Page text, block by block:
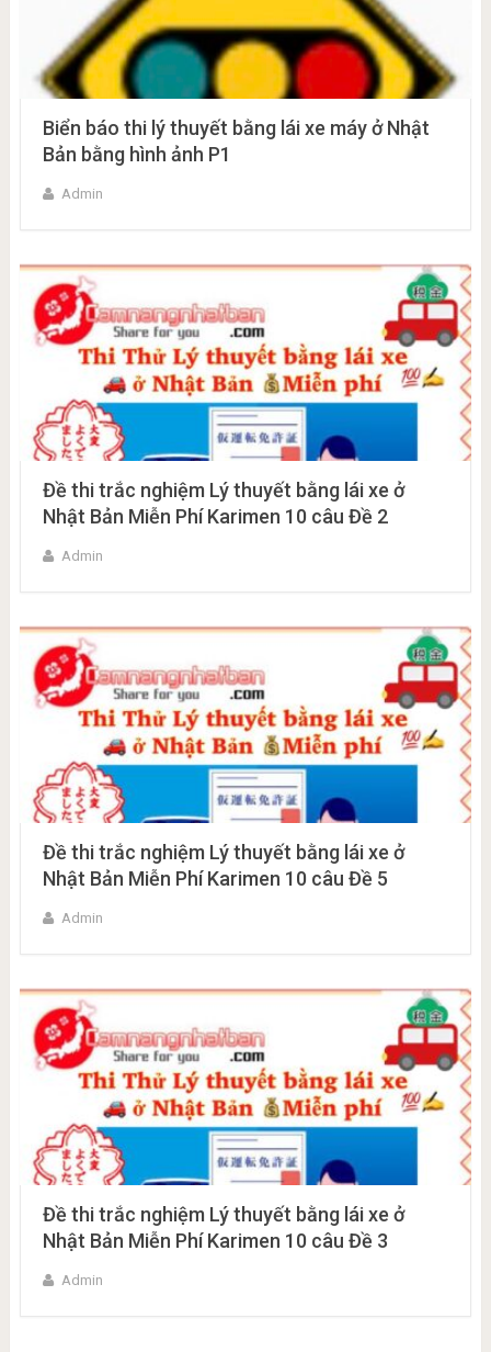
Biển báo thi lý thuyết bằng lái xe máy ở Nhật
Bản bằng hình ảnh P1
Admin
Đề thi trắc nghiệm Lý thuyết bằng lái xe ở
Nhật Bản Miễn Phí Karimen 10 câu Đề 2
Admin
Đề thi trắc nghiệm Lý thuyết bằng lái xe ở
Nhật Bản Miễn Phí Karimen 10 câu Đề 5
Admin
Đề thi trắc nghiệm Lý thuyết bằng lái xe ở
Nhật Bản Miễn Phí Karimen 10 câu Đề 3
Admin